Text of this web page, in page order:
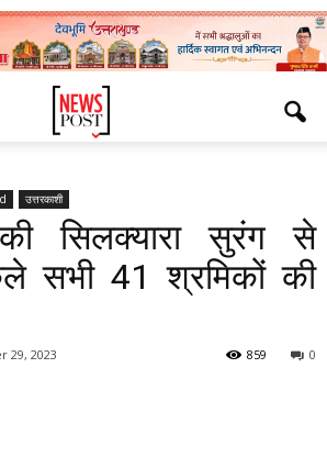
उत्तरकाशी
की सिलक्यारा सुरंग से
सभी 41 श्रमिकों की
29, 2023 0
859